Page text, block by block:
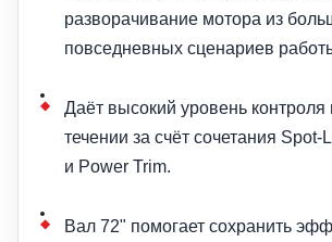
разворачивание мотора из
повседневных сценариев
Даёт высокий уровень контроля
течении за счёт сочетания Spot-
и Power Trim.
Вал 72" помогает сохранить